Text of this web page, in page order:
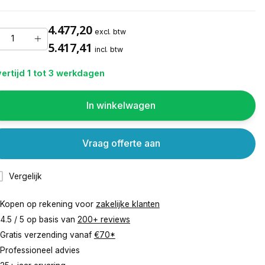
4.477,20 excl. btw
5.417,41 incl. btw
1 tot 3 werkdagen
In winkelwagen
Vergelijk
Vraag offerte aan
Kopen op rekening voor zakelijke klanten
4.5 / 5 op basis van 200+ reviews
Gratis verzending vanaf €70*
Professioneel advies